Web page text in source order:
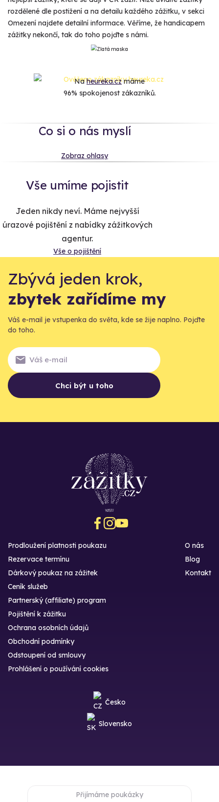
rozdělené dle postižení a na detailu každého zážitku, v sekci
Omezení najdete detailní informace. Věříme, že handicapem
zážitky nekončí, tak do toho pojďte s námi.
Naheureka.czmáme
96% spokojenost zákazníků.
Co si o nás myslí
Zobraz ohlasy
Vše umíme pojistit
Jeden nikdy neví. Máme nejvyšší
úrazové pojištění z nabídky zážitkových
agentur.
Vše o pojištění
Zbývá jeden krok,
zbytek zařídíme my
Váš e-mail je vstupenka do světa, kde se žije naplno. Pojďte
do toho.
Chci být u toho
Prodloužení platnosti poukazu
Rezervace termínu
Dárkový poukaz na zážitek
O nás
Blog
Kontakt
Ceník služeb
Partnerský (affiliate) program
Pojištění k zážitku
Ochrana osobních údajů
Obchodní podmínky
Odstoupení od smlouvy
Prohlášení o používání cookies
Česko
Slovensko
Přijímáme poukázky